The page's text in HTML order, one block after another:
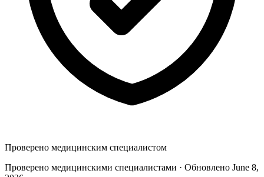
Проверено медицинским специалистом
Проверено медицинскими специалистами · Обновлено June 8,